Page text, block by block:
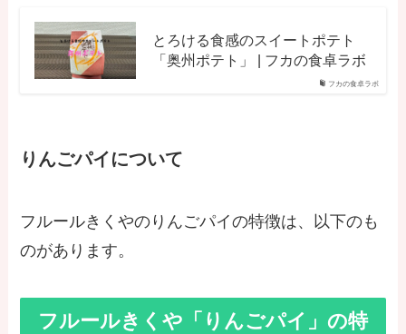
フカの食卓ラボ
とろける食感のスイートポテト
「奥州ポテト」 | フカの食卓ラボ
りんごパイについて
フルールきくやのりんごパイの特徴は、以下のも
のがあります。
フルールきくや「りんごパイ」の特